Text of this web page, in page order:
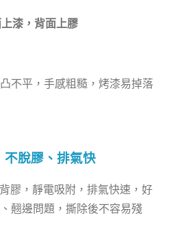
漆，背面上膠
不平，手感粗糙，烤漆易掉落
脫膠、排氣快
膠，靜電吸附，排氣快速，好
翹邊問題，撕除後不容易殘